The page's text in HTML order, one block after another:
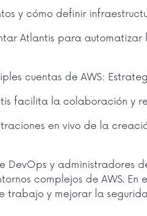
y cómo definir
Atlantis para automatizar
cuentas de AWS:
facilita la colaboración y
en vivo de la
DevOps y administradores
complejos de AWS.
trabajo y mejorar la